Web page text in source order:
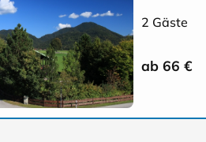
2 Gäste
ab 66 €